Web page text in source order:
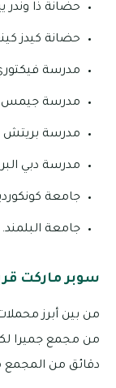
حضانة ذا وندر
حضانة كيدز
مدرسة
مدرسة جيمس
مدرسة بريتش
مدرسة دبي
جامعة
جامعة البلمند.
سوبر ماركت
من بين أبرز
من مجمع جميرا
دقائق من المجمع